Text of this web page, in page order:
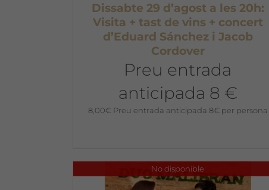
Dissabte 29 d’agost a les 20h:
Visita + tast de vins + concert
d’Eduard Sánchez i Jacob
Cordover
Preu entrada
anticipada 8 €
8,00€ Preu entrada anticipada 8€ per persona
No disponible